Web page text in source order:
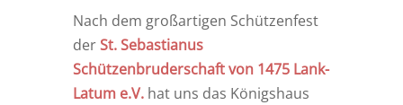
Nach dem großartigen Schützenfest
derSt. Sebastianus
Schützenbruderschaft von 1475 Lank-
Latum e.V.hat uns das Königshaus